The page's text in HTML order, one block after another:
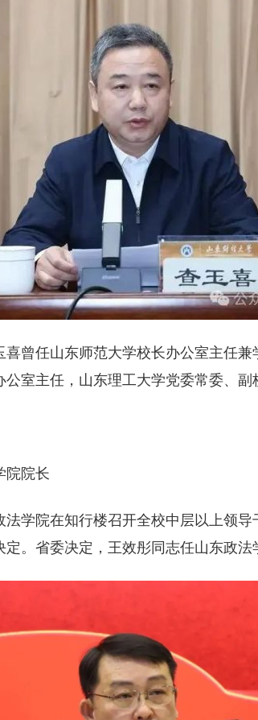
喜曾任山东师范大学校长办公室主任
公室主任，山东理工大学党委常委、
院院长
法学院在知行楼召开全校中层以上领
。省委决定，王效彤同志任山东政法